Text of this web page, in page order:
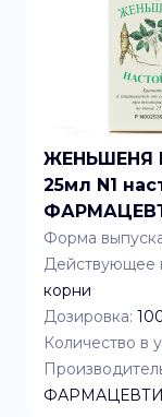
ЖЕНЬШЕНЯ
25мл N1
Форма
Действующее
корни
Дозировка:
Количество в